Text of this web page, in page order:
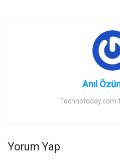
Anıl
Yorum Yap